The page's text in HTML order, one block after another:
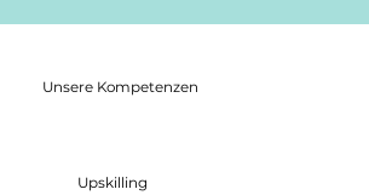
Upskilling
Unsere Kompetenzen